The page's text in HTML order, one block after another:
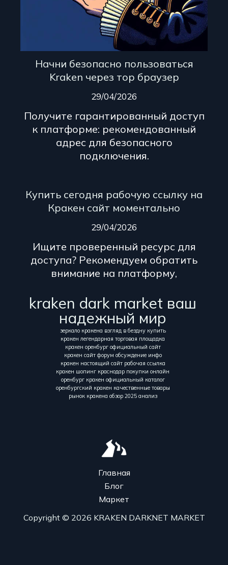
Начни безопасно пользоваться
Kraken через тор браузер
29/04/2026
Получите гарантированный доступ
к платформе: рекомендованный
адрес для безопасного
подключения.
Купить сегодня рабочую ссылку на
Кракен сайт моментально
29/04/2026
Ищите проверенный ресурс для
доступа? Рекомендуем обратить
внимание на платформу,
kraken dark market ваш
надежный мир
зеркало кракена взгляд в бездну купить
кракен легендарная торговая площадка
кракен оренбург официальный сайт
кракен сайт форум обсуждение инфо
кракен настоящий сайт рабочая ссылка
кракен шопинг краснодар покупки онлайн
оренбург кракен официальный каталог
оренбургский кракен качественные товары
рынок кракена обзор 2025 анализ
Главная
Блог
Маркет
Copyright © 2026 KRAKEN DARKNET MARKET